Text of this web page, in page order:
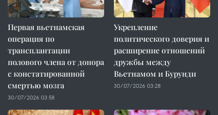
Первая вьетнамская
операция по
трансплантации
полового члена от донора
с констатированной
смертью мозга
30/07/2026 03:58
Укрепление
политического доверия и
расширение отношений
дружбы между
Вьетнамом и Бурунди
30/07/2026 03:28